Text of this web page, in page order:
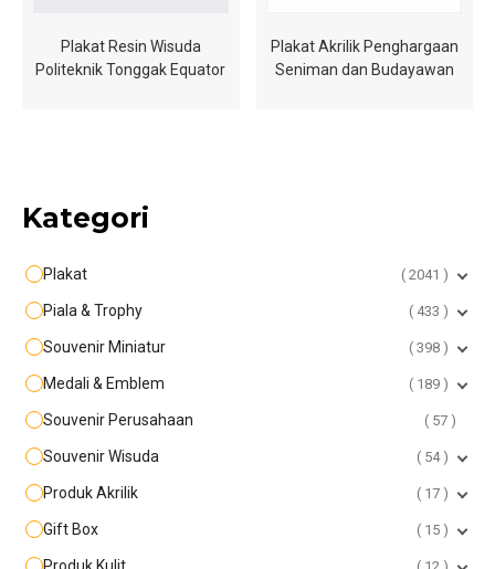
Plakat Resin Wisuda
Politeknik Tonggak Equator
Plakat Akrilik Penghargaan
Seniman dan Budayawan
Kategori
Plakat 2041
Piala & Trophy 433
Souvenir Miniatur 398
Medali & Emblem 189
Souvenir Perusahaan 57
Souvenir Wisuda 54
Produk Akrilik 17
Gift Box 15
Produk Kulit